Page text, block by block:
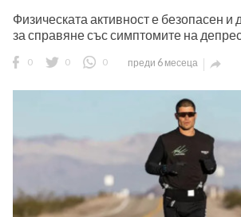
Физическата активност е безопасен и
за справяне със симптомите на
0 0 0 преди 6 месеца 